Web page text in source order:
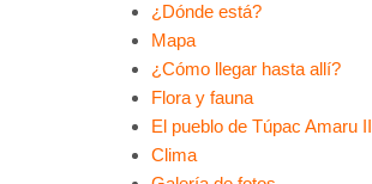
¿Dónde está?
Mapa
¿Cómo llegar hasta allí?
Flora y fauna
El pueblo de Túpac Amaru II
Clima